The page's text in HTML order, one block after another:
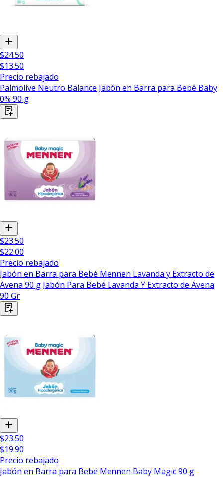
$24.50
$13.50
Precio rebajado
Palmolive Neutro Balance Jabón en Barra para Bebé Baby
0% 90 g
$23.50
$22.00
Precio rebajado
Jabón en Barra para Bebé Mennen Lavanda y Extracto de
Avena 90 g Jabón Para Bebé Lavanda Y Extracto de Avena
90 Gr
$23.50
$19.90
Precio rebajado
Jabón en Barra para Bebé Mennen Baby Magic 90 g